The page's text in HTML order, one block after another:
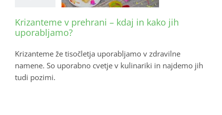
Krizanteme v prehrani – kdaj in kako jih
uporabljamo?
Krizanteme že tisočletja uporabljamo v zdravilne
namene. So uporabno cvetje v kulinariki in najdemo jih
tudi pozimi.